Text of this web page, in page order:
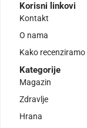
Korisni linkovi
Kontakt
O nama
Kako
Kategorije
Magazin
Zdravlje
Hrana